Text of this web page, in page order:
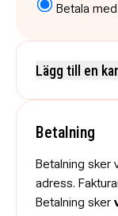
Betala
Lägg till en
Betalning
Betalning sker
adress.
Betalning sker